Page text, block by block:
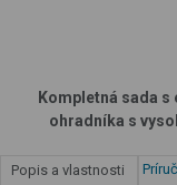
Kompletná sada
ohradníka s
Popis a vlastnosti